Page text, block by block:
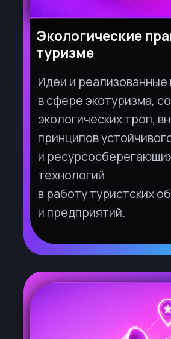
ПОДАТЬ ЗАЯВКУ НА ЛЮБУЮ
НОМИНАЦИЮ
Пост-сопровождение —
акселерация, внедрение проектов-
по 01 ноября 2026 года.
августа по 20 августа 2026 года.
Онлайн-формат.
презентация проектов перед жюри,
куда войдут представители
профильных образовательных и
бизнес-партнеры. С 24 августа по 31
августа 2026 года
Награждение победителей
туризму «Отдых 2026». 2-4 сентября